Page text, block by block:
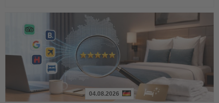
04.08.2026